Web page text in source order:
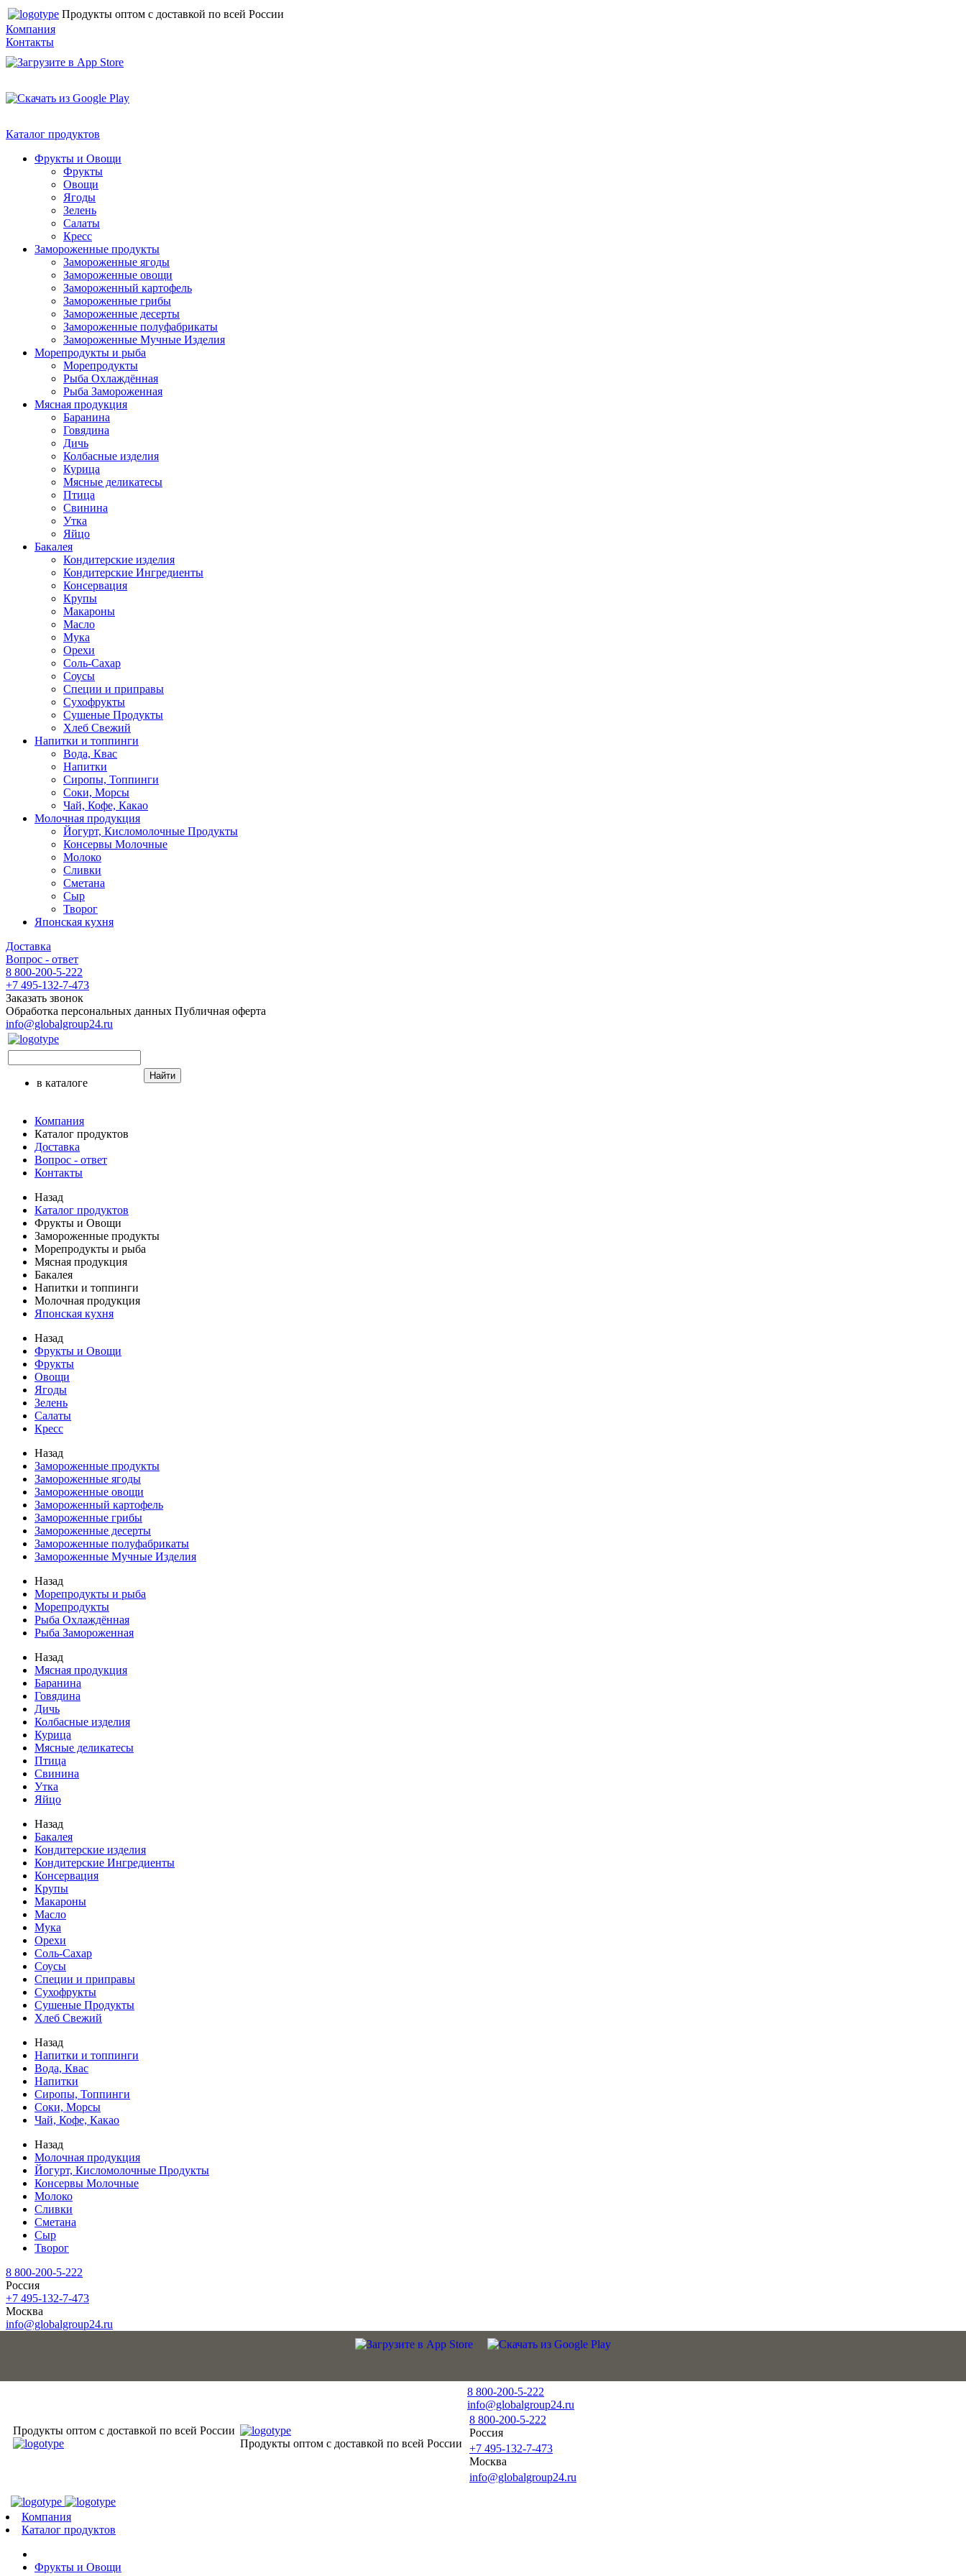
Продукты оптом с доставкой по всей России
Компания
Контакты
Каталог продуктов
Фрукты и Овощи
Фрукты
Овощи
Ягоды
Зелень
Салаты
Кресс
Замороженные продукты
Замороженные ягоды
Замороженные овощи
Замороженный картофель
Замороженные грибы
Замороженные десерты
Замороженные полуфабрикаты
Замороженные Мучные Изделия
Морепродукты и рыба
Морепродукты
Рыба Охлаждённая
Рыба Замороженная
Мясная продукция
Баранина
Говядина
Дичь
Колбасные изделия
Курица
Мясные деликатесы
Птица
Свинина
Утка
Яйцо
Бакалея
Кондитерские изделия
Кондитерские Ингредиенты
Консервация
Крупы
Макароны
Масло
Мука
Орехи
Соль-Сахар
Соусы
Специи и приправы
Сухофрукты
Сушеные Продукты
Хлеб Свежий
Напитки и топпинги
Вода, Квас
Напитки
Сиропы, Топпинги
Соки, Морсы
Чай, Кофе, Какао
Молочная продукция
Йогурт, Кисломолочные Продукты
Консервы Молочные
Молоко
Сливки
Сметана
Сыр
Творог
Японская кухня
Доставка
Вопрос - ответ
8 800-200-5-222
+7 495-132-7-473
Заказать звонок
Обработка персональных данных Публичная оферта
info@globalgroup24.ru
в каталоге
Найти
Компания
Каталог продуктов
Доставка
Вопрос - ответ
Контакты
Назад
Каталог продуктов
Фрукты и Овощи
Замороженные продукты
Морепродукты и рыба
Мясная продукция
Бакалея
Напитки и топпинги
Молочная продукция
Японская кухня
Назад
Фрукты и Овощи
Фрукты
Овощи
Ягоды
Зелень
Салаты
Кресс
Назад
Замороженные продукты
Замороженные ягоды
Замороженные овощи
Замороженный картофель
Замороженные грибы
Замороженные десерты
Замороженные полуфабрикаты
Замороженные Мучные Изделия
Назад
Морепродукты и рыба
Морепродукты
Рыба Охлаждённая
Рыба Замороженная
Назад
Мясная продукция
Баранина
Говядина
Дичь
Колбасные изделия
Курица
Мясные деликатесы
Птица
Свинина
Утка
Яйцо
Назад
Бакалея
Кондитерские изделия
Кондитерские Ингредиенты
Консервация
Крупы
Макароны
Масло
Мука
Орехи
Соль-Сахар
Соусы
Специи и приправы
Сухофрукты
Сушеные Продукты
Хлеб Свежий
Назад
Напитки и топпинги
Вода, Квас
Напитки
Сиропы, Топпинги
Соки, Морсы
Чай, Кофе, Какао
Назад
Молочная продукция
Йогурт, Кисломолочные Продукты
Консервы Молочные
Молоко
Сливки
Сметана
Сыр
Творог
8 800-200-5-222
Россия
+7 495-132-7-473
Москва
info@globalgroup24.ru
Продукты оптом с доставкой по всей России
Продукты оптом с доставкой по всей России
8 800-200-5-222
info@globalgroup24.ru
8 800-200-5-222
Россия
+7 495-132-7-473
Москва
info@globalgroup24.ru
Компания
Каталог продуктов
Фрукты и Овощи